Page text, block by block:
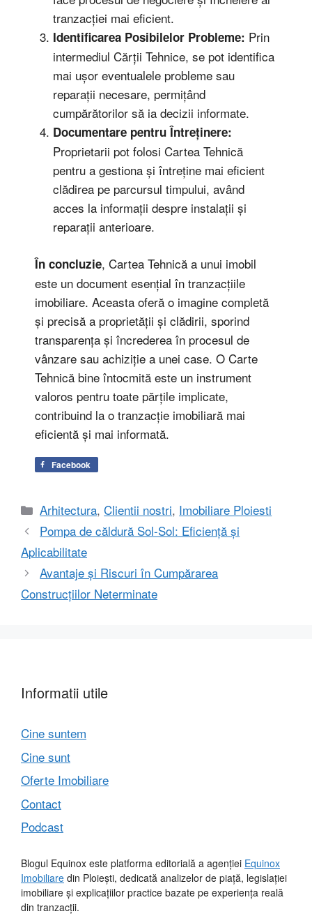
tranzacției mai eficient.
Identificarea Posibilelor Probleme: Prin
intermediul Cărții Tehnice, se pot identifica
mai ușor eventualele probleme sau
reparații necesare, permițând
cumpărătorilor să ia decizii informate.
Documentare pentru Întreținere:
Proprietarii pot folosi Cartea Tehnică
pentru a gestiona și întreține mai eficient
clădirea pe parcursul timpului, având
acces la informații despre instalații și
reparații anterioare.
În concluzie, Cartea Tehnică a unui imobil
este un document esențial în tranzacțiile
imobiliare. Aceasta oferă o imagine completă
și precisă a proprietății și clădirii, sporind
transparența și încrederea în procesul de
vânzare sau achiziție a unei case. O Carte
Tehnică bine întocmită este un instrument
valoros pentru toate părțile implicate,
contribuind la o tranzacție imobiliară mai
eficientă și mai informată.
Facebook
Categorii
Arhitectura,Clientii nostri, Imobiliare Ploiesti
Pompa de căldură Sol-Sol: Eficiență și
Aplicabilitate
Avantaje și Riscuri în Cumpărarea
Construcțiilor Neterminate
Informatii utile
Cine suntem
Cine sunt
Oferte Imobiliare
Contact
Podcast
Blogul Equinox este platforma editorială a agenției Equinox
Imobiliare din Ploiești, dedicată analizelor de piață, legislației
imobiliare și explicațiilor practice bazate pe experiența reală
din tranzacții.